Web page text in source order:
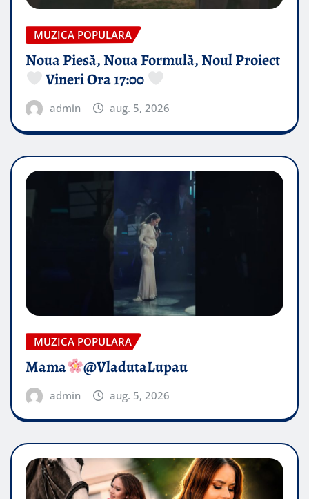
MUZICA POPULARA
Noua Piesă, Noua Formulă, Noul Proiect
Vineri Ora 17:00
admin aug. 5, 2026
MUZICA POPULARA
Mama @VladutaLupau
admin aug. 5, 2026